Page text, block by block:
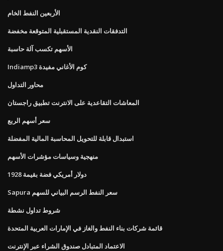
الأربعين النفط الخام
التدفقات النقدية المستقبلية المتوقعة مخفضة
الأسهم تكسب آلة حاسبة
Indiamp3 كوم الأغاني مفيدة
محاور التداول
المعاشات التقاعدية على الانترنت تطبيق راجستان
سعر أسهم الربع
استبدال قابلة للتحويل المحاسبة المالية المفضلة
منهجية وسياسات مؤشرات الأسهم
1928 دولار أمريكي فضة بقيمة
Sapura سعر النفط الرسم البياني للسهم
شروط تداول نشطة
قائمة شركات بناء النفط والغاز في الإمارات العربية المتحدة
الاعتماد المتبادل صندوق الشراء عبر الإنترنت